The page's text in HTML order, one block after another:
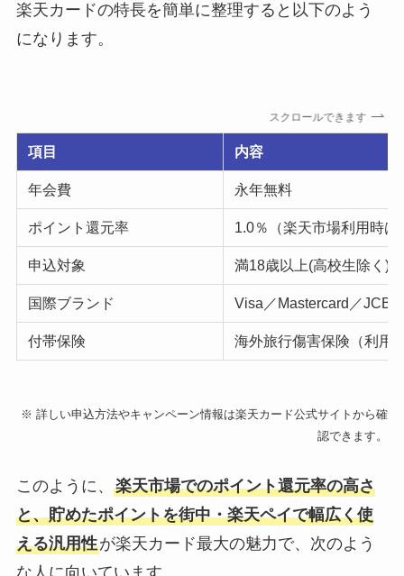
楽天カードの特長を簡単に整理すると以下のよう
になります。
スクロールできます
項目 内容
年会費 永年無料
ポイント還元率 1.0％（楽天市場利用時は
申込対象 満18歳以上(高校生除く)
国際ブランド Visa／Mastercard／JCB
付帯保険 海外旅行傷害保険（利用
※ 詳しい申込方法やキャンペーン情報は楽天カード公式サイトから確
認できます。
このように、 楽天市場でのポイント還元率の高さ
と、貯めたポイントを街中・楽天ペイで幅広く使
える汎用性が楽天カード最大の魅力で、次のよう